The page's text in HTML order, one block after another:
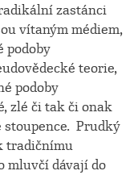
zastánci
vítaným médiem,
podoby
teorie,
podoby
zlé či tak či onak
stoupence. Prudký
tradičnímu
mluvčí dávají do